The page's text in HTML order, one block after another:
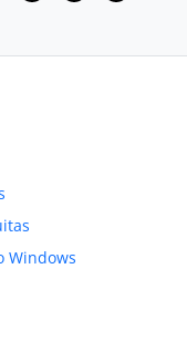
Windows